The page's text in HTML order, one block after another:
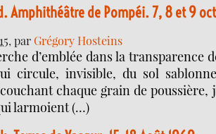
Amphithéâtre de Pompéi. 7, 8 et 9
, par Grégory Hosteins
d’emblée dans la transparence
circule, invisible, du sol
chaque grain de poussière,
larmoient (…)